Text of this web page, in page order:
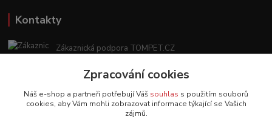
Kontakty
Zákaznická podpora TOMPET.CZ
(Po-Ne, 8-20 hod.)
obchod@tompet.cz
Zpracování cookies
Náš e-shop a partneři potřebují Váš souhlas s použitím souborů
cookies, aby Vám mohli zobrazovat informace týkající se Vašich
zájmů.